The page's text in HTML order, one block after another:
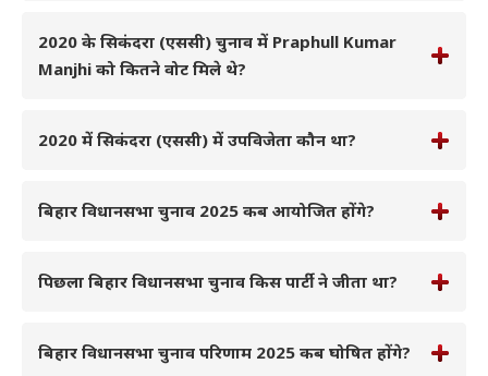
2020 के सिकंदरा (एससी) चुनाव में Praphull Kumar
Manjhi को कितने वोट मिले थे?
2020 में सिकंदरा (एससी) में उपविजेता कौन था?
बिहार विधानसभा चुनाव 2025 कब आयोजित होंगे?
पिछला बिहार विधानसभा चुनाव किस पार्टी ने जीता था?
बिहार विधानसभा चुनाव परिणाम 2025 कब घोषित होंगे?